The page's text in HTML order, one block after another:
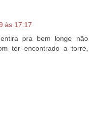
às 17:17
pra bem longe não
ter encontrado a torre,